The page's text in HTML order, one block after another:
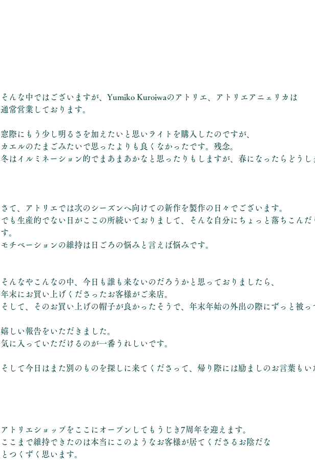
そんな中ではございますが、Yumiko Kuroiwaのアトリエ、アトリエアニェリカは
通常営業しております。
窓際にもう少し明るさを加えたいと思いライトを購入したのですが、
カエルのたまごみたいで思ったよりも良くなかったです。残念。
冬はイルミネーション的でまあまあかなと思ったりもしますが、春になったらどうし
さて、アトリエでは次のシーズンへ向けての新作を製作の日々でございます。
でも生産的でない日がここの所続いておりまして、そんな自分にちょっと落ちこんだ
す。
モチベーションの維持は日ごろの悩みと言えば悩みです。
そんなやこんなの中、今日も誰も来ないのだろうかと思っておりましたら、
年末にお買い上げくださったお客様がご来店。
そして、そのお買い上げの帽子が良かったそうで、年末年始の外出の際にずっと被っ
嬉しい報告をいただきました。
気に入っていただけるのが一番うれしいです。
そして今日はまた別のものを探しに来てくださって、帰り際には励ましのお言葉もい
アトリエショップをここにオープンしてもうじき7周年を迎えます。
ここまで維持できたのは本当にこのようなお客様が居てくださるお陰だな
とつくずく思います。